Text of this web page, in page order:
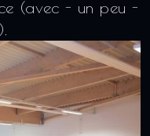
(avec - un peu -